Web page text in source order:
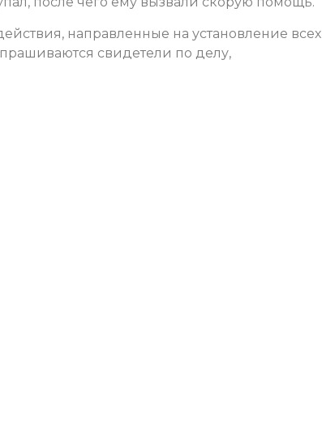
направленные на установление всех
свидетели по делу,